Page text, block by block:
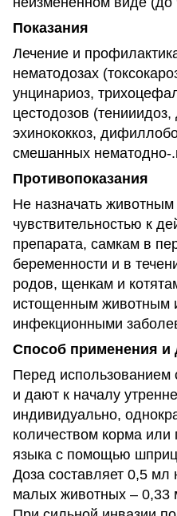
Показания
Лечение и
нематодозах
унцинариоз,
цестодозов
эхинококкоз,
смешанных нематодно-
Противопоказания
Не назначать
чувствительностью к
препарата, самкам в
беременности и в
родов, щенкам и
истощенным животным
инфекционными
Способ применения и
Перед использованием
и дают к началу
индивидуально,
количеством корма или
языка с помощью
Доза составляет 0,5 мл
малых животных – 0,33